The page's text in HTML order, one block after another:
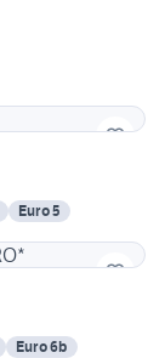
Euro 5
Euro 6b